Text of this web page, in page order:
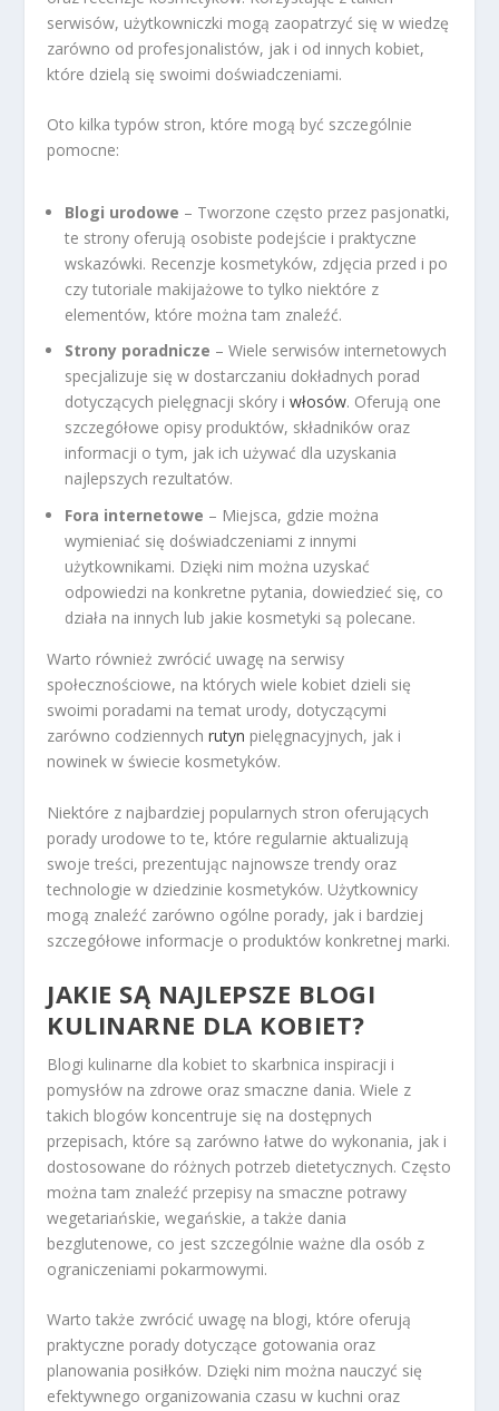
serwisów, użytkowniczki mogą zaopatrzyć się w wiedzę
zarówno od profesjonalistów, jak i od innych kobiet,
które dzielą się swoimi doświadczeniami.
Oto kilka typów stron, które mogą być szczególnie
pomocne:
Blogi urodowe – Tworzone często przez pasjonatki,
te strony oferują osobiste podejście i praktyczne
wskazówki. Recenzje kosmetyków, zdjęcia przed i po
czy tutoriale makijażowe to tylko niektóre z
elementów, które można tam znaleźć.
Strony poradnicze – Wiele serwisów internetowych
specjalizuje się w dostarczaniu dokładnych porad
dotyczących pielęgnacji skóry iwłosów. Oferują one
szczegółowe opisy produktów, składników oraz
informacji o tym, jak ich używać dla uzyskania
najlepszych rezultatów.
Fora internetowe – Miejsca, gdzie można
wymieniać się doświadczeniami z innymi
użytkownikami. Dzięki nim można uzyskać
odpowiedzi na konkretne pytania, dowiedzieć się, co
działa na innych lub jakie kosmetyki są polecane.
Warto również zwrócić uwagę na serwisy
społecznościowe, na których wiele kobiet dzieli się
swoimi poradami na temat urody, dotyczącymi
zarówno codziennychrutyn pielęgnacyjnych, jak i
nowinek w świecie kosmetyków.
Niektóre z najbardziej popularnych stron oferujących
porady urodowe to te, które regularnie aktualizują
swoje treści, prezentując najnowsze trendy oraz
technologie w dziedzinie kosmetyków. Użytkownicy
mogą znaleźć zarówno ogólne porady, jak i bardziej
szczegółowe informacje o produktów konkretnej marki.
JAKIE SĄ NAJLEPSZE BLOGI
KULINARNE DLA KOBIET?
Blogi kulinarne dla kobiet to skarbnica inspiracji i
pomysłów na zdrowe oraz smaczne dania. Wiele z
takich blogów koncentruje się na dostępnych
przepisach, które są zarówno łatwe do wykonania, jak i
dostosowane do różnych potrzeb dietetycznych. Często
można tam znaleźć przepisy na smaczne potrawy
wegetariańskie, wegańskie, a także dania
bezglutenowe, co jest szczególnie ważne dla osób z
ograniczeniami pokarmowymi.
Warto także zwrócić uwagę na blogi, które oferują
praktyczne porady dotyczące gotowania oraz
planowania posiłków. Dzięki nim można nauczyć się
efektywnego organizowania czasu w kuchni oraz